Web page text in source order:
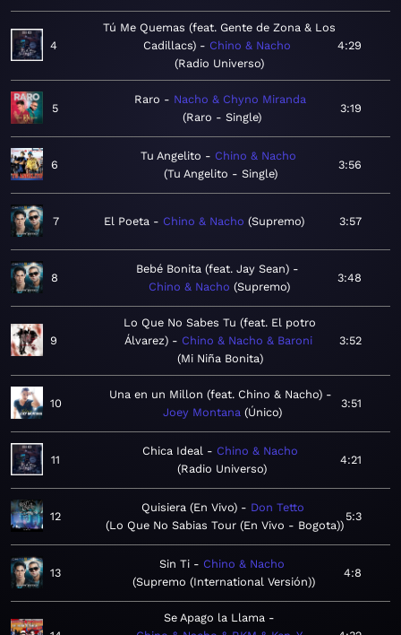
4
Tú Me Quemas (feat. Gente de Zona & Los
Cadillacs)
Chino & Nacho
Radio Universo
4:29
5
Raro
Nacho & Chyno Miranda
Raro - Single
3:19
6
Tu Angelito
Chino & Nacho
Tu Angelito - Single
3:56
7 El Poeta Chino & Nacho Supremo 3:57
8
Bebé Bonita (feat. Jay Sean)
Chino & Nacho
Supremo
3:48
9
Lo Que No Sabes Tu (feat. El potro
Álvarez)
Chino & Nacho & Baroni
Mi Niña Bonita
3:52
10
Una en un Millon (feat. Chino & Nacho)
Joey Montana Único
3:51
11
Chica Ideal
Chino & Nacho
Radio Universo
4:21
12
Quisiera (En Vivo)
Don Tetto
Lo Que No Sabias Tour (En Vivo - Bogota)
5:3
13
Sin Ti
Chino & Nacho
Supremo (International Versión)
4:8
Se Apago la Llama